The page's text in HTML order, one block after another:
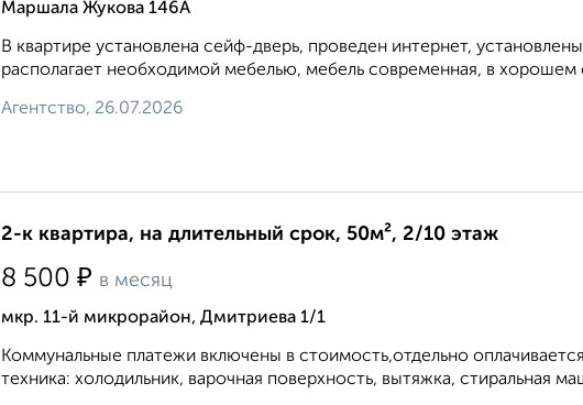
Маршала Жукова 146А
В квартире установлена сейф-дверь, проведен интернет,
располагает необходимой мебелью, мебель современная, в хорошем
Агентство, 26.07.2026
2-к квартира, на длительный срок, 50м², 2/10 этаж
8 500 ₽ в месяц
мкр. 11-й микрорайон, Дмитриева 1/1
Коммунальные платежи включены в стоимость,отдельно
техника: холодильник, варочная поверхность, вытяжка, стиральная